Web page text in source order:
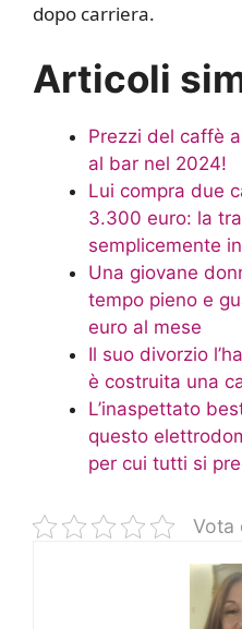
dopo carriera.
Articoli
Prezzi del caffè
al bar nel 2024!
Lui compra due
3.300 euro: la
semplicemente
Una giovane
tempo pieno e
euro al mese
Il suo divorzio
è costruita una
L’inaspettato
questo
per cui tutti si
Vota